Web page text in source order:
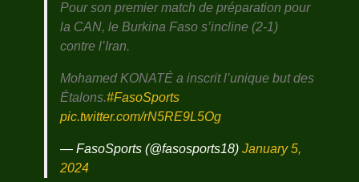
Pour son premier match de préparation pour
la CAN, le Burkina Faso s’incline (2-1)
contre l’Iran.
Mohamed KONATÉ a inscrit l’unique but des
Étalons.#FasoSports
pic.twitter.com/rN5RE9L5Og
— FasoSports (@fasosports18) January 5,
2024